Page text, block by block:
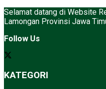
Selamat datang di Website
Lamongan Provinsi Jawa
Follow Us
KATEGORI